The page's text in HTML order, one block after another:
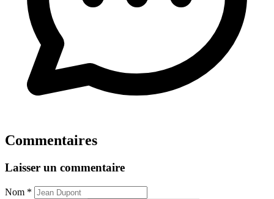
Commentaires
Laisser un commentaire
Nom *